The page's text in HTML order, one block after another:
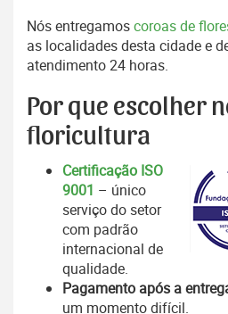
Nós entregamoscoroas de
as localidades desta cidade e
atendimento 24 horas.
Por que escolher
floricultura
Certificação ISO
9001 – único
serviço do setor
com padrão
internacional de
qualidade.
Pagamento após a
um momento difícil.